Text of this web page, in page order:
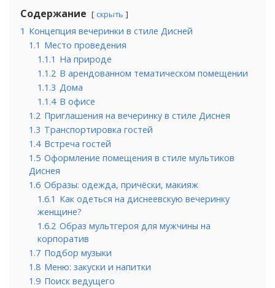
Содержание скрыть
1 Концепция вечеринки в стиле Дисней
1.1 Место проведения
1.1.1 На природе
1.1.2 В арендованном тематическом помещении
1.1.3 Дома
1.1.4 В офисе
1.2 Приглашения на вечеринку в стиле Диснея
1.3 Транспортировка гостей
1.4 Встреча гостей
1.5 Оформление помещения в стиле мультиков
Диснея
1.6 Образы: одежда, причёски, макияж
1.6.1 Как одеться на диснеевскую вечеринку
женщине?
1.6.2 Образ мультгероя для мужчины на
корпоратив
1.7 Подбор музыки
1.8 Меню: закуски и напитки
1.9 Поиск ведущего